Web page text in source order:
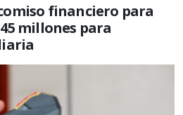
financiero para
millones para